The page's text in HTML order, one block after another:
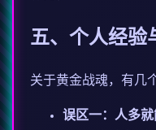
五、个人经验
关于黄金战魂，有几
误区一：人多